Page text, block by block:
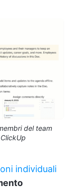
del team
individuali